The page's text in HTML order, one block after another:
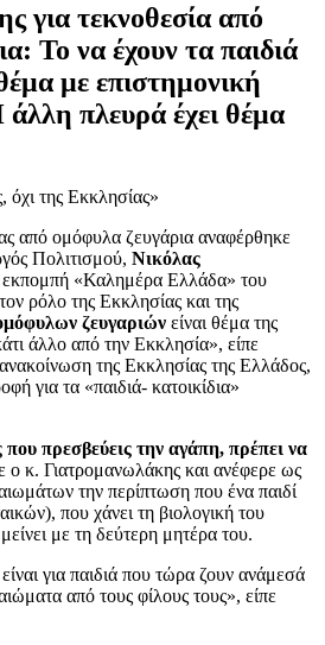
για τεκνοθεσία από
Το να έχουν τα παιδιά
με επιστημονική
πλευρά έχει θέμα
όχι της Εκκλησίας»
από ομόφυλα ζευγάρια αναφέρθηκε
Πολιτισμού, Νικόλας
εκπομπή «Καλημέρα Ελλάδα» του
ρόλο της Εκκλησίας και της
ζευγαριών είναι θέμα της
άλλο από την Εκκλησία», είπε
της Εκκλησίας της Ελλάδος,
για τα «παιδιά- κατοικίδια»
που πρεσβεύεις την αγάπη, πρέπει να
ο κ. Γιατρομανωλάκης και ανέφερε ως
την περίπτωση που ένα παιδί
που χάνει τη βιολογική του
με τη δεύτερη μητέρα του.
για παιδιά που τώρα ζουν ανάμεσά
από τους φίλους τους», είπε